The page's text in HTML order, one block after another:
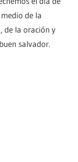
de la
de la oración y
salvador.